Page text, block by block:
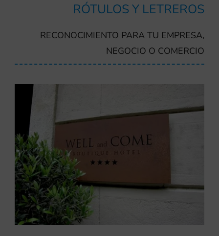
RÓTULOS Y LETREROS
RECONOCIMIENTO PARA TU EMPRESA,
NEGOCIO O COMERCIO